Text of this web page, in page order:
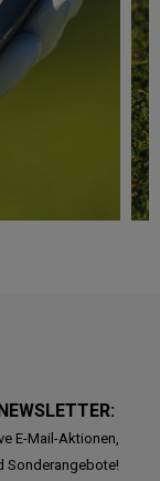
E-Mail-Aktionen,
Sonderangebote!